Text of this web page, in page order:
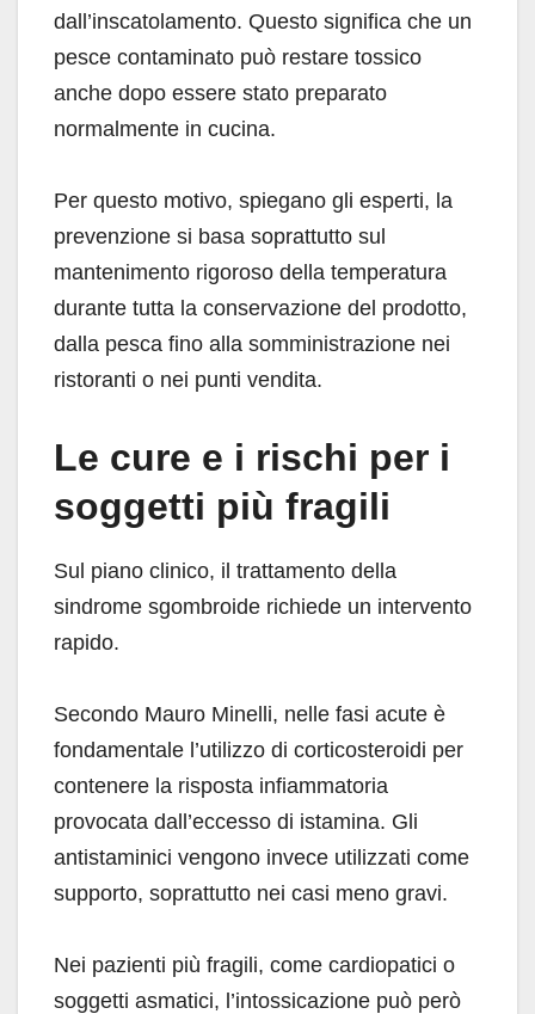
dall’inscatolamento. Questo significa che un
pesce contaminato può restare tossico
anche dopo essere stato preparato
normalmente in cucina.
Per questo motivo, spiegano gli esperti, la
prevenzione si basa soprattutto sul
mantenimento rigoroso della temperatura
durante tutta la conservazione del prodotto,
dalla pesca fino alla somministrazione nei
ristoranti o nei punti vendita.
Le cure e i rischi per i
soggetti più fragili
Sul piano clinico, il trattamento della
sindrome sgombroide richiede un intervento
rapido.
Secondo Mauro Minelli, nelle fasi acute è
fondamentale l’utilizzo di corticosteroidi per
contenere la risposta infiammatoria
provocata dall’eccesso di istamina. Gli
antistaminici vengono invece utilizzati come
supporto, soprattutto nei casi meno gravi.
Nei pazienti più fragili, come cardiopatici o
soggetti asmatici, l’intossicazione può però